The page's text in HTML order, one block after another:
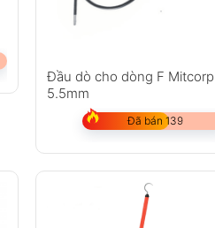
Đầu dò cho dòng F Mitcorp
5.5mm
Đã bán 139